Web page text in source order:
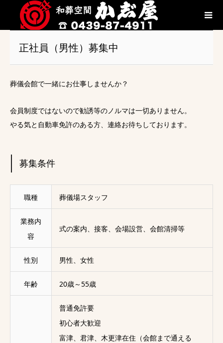
正社員（男性）募集中
葬儀会館で一緒にお仕事しませんか？
会員制度ではないので勧誘等のノルマは一切ありません。
やる気と自動車免許のある方、連絡お待ちしております。
募集条件
職種 葬儀場スタッフ
業務内
容
式の案内、接客、会場設営、会館清掃等
性別 男性、女性
年齢 20歳～55歳
普通免許要
初心者大歓迎
富津、君津、木更津在住（会館まで通える